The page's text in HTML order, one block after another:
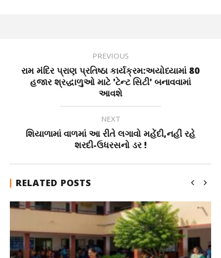
PREVIOUS
રામ મંદિર પ્રાણ પ્રતિષ્ઠા કાર્યક્રમ:અયોધ્યામાં 80
હજાર શ્રદ્ધાળુઓ માટે 'ટેન્ટ સિટી' બનાવવામાં
આવશે
NEXT
શિયાળામાં વાળમાં આ રીતે લગાવો મહેંદી,નહીં રહે
શરદી-ઉધરસનો ડર !
RELATED POSTS